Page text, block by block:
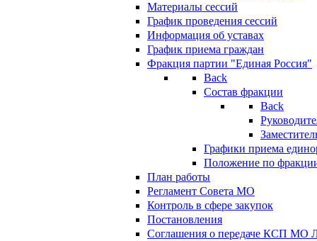
Материалы сессий
График проведения сессий
Информация об уставах
График приема граждан
Фракция партии "Единая Россия"
Back
Состав фракции
Back
Графики приема
Положение по
План работы
Регламент Совета МО
Контроль в сфере закупок
Постановления
Соглашения о передаче КСП МО